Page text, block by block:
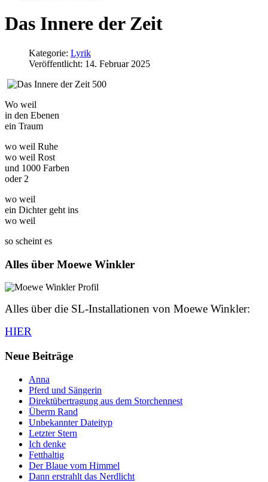
Das Innere der Zeit
Kategorie: Lyrik
Veröffentlicht: 14. Februar 2025
Wo weil
in den Ebenen
ein Traum
wo weil Ruhe
wo weil Rost
und 1000 Farben
oder 2
wo weil
ein Dichter geht ins
wo weil
so scheint es
Alles über Moewe Winkler
Alles über die SL-Installationen von Moewe Winkler:
HIER
Neue Beiträge
Anna
Pferd und Sängerin
Direktübertragung aus dem Storchennest
Überm Rand
Unbekannter Dateityp
Letzter Stern
Ich denke
Fetthaltig
Der Blaue vom Himmel
Dann erstrahlt das Nerdlicht